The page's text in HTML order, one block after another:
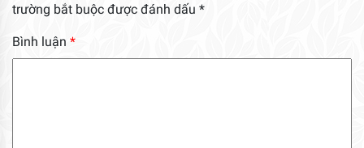
trường bắt buộc được đánh dấu *
Bình luận *